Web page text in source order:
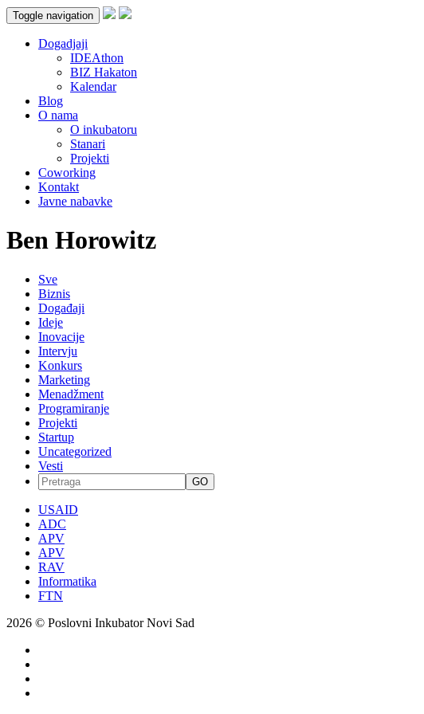
Toggle navigation
Dogadjaji
IDEAthon
BIZ Hakaton
Kalendar
Blog
O nama
O inkubatoru
Stanari
Projekti
Coworking
Kontakt
Javne nabavke
Ben Horowitz
Sve
Biznis
Događaji
Ideje
Inovacije
Intervju
Konkurs
Marketing
Menadžment
Programiranje
Projekti
Startup
Uncategorized
Vesti
GO
USAID
ADC
APV
APV
RAV
Informatika
FTN
2026 © Poslovni Inkubator Novi Sad